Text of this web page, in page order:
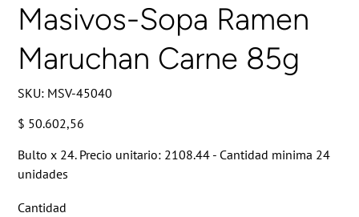
Masivos-Sopa Ramen
Maruchan Carne 85g
SKU: SKU
MSV-
MSV-45040
Precio
$ 50.602,56
Bulto x 24. Precio unitario: 2108.44 - Cantidad minima 24
unidades
Cantidad